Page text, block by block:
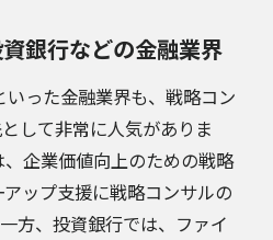
銀行などの金融業界
った金融業界も、戦略コン
して非常に人気がありま
企業価値向上のための戦略
ップ支援に戦略コンサルの
方、投資銀行では、ファイ